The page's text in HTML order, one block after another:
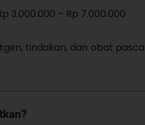
3.000.000 – Rp 7.000.000
tindakan, dan obat